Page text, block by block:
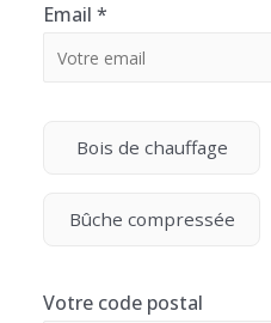
Email *
Bois de chauffage
Bûche compressée
Votre code postal